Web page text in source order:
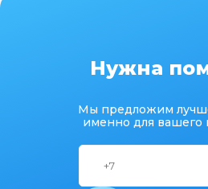
Нужна
Мы предложим
именно для